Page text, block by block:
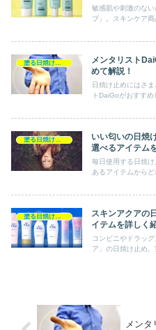
敏感肌や刺激のな
ブ」。スキンケア商
塗る日焼け止め
メンタリスト
めて解説！
日焼け止めにはさ
トDaiGoがおすすめ
塗る日焼け止め
いい匂いの日焼
選べるアイテム
毎日使用する日焼
あるアイテムからど
スキンアクアの
イテムを詳しく
コンビニやドラッ
ア」の日焼け止め。
メンタ